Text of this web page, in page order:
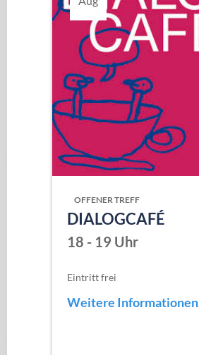
OFFENER TREFF
DIALOGCAFÉ
18 - 19 Uhr
Eintritt frei
Weitere Informationen